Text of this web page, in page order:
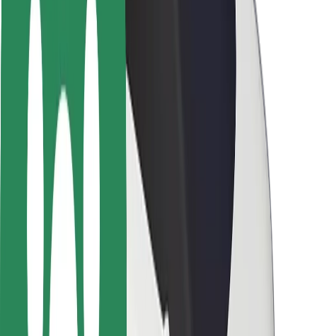
Seguridad para usuarios
Seguridad para conductores
Seguridad para patinetes
Laboratorio de seguridad
Ciudades
Dónde estamos
Soluciones para las ciudades
Aeropuertos
Estaciones de carga de Bolt
Soporte
Para usuarios
Para conductores
Para repartidores